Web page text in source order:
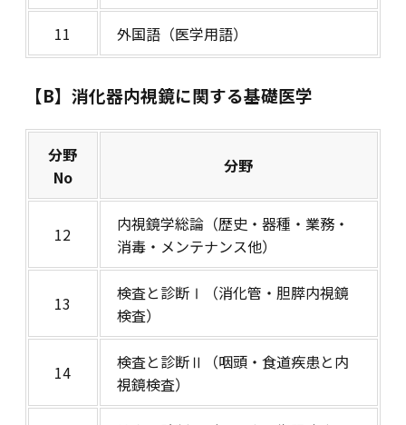
11 外国語（医学用語）
【B】消化器内視鏡に関する基礎医学
分野
No
分野
12
内視鏡学総論（歴史・器種・業務・
消毒・メンテナンス他）
13
検査と診断Ⅰ（消化管・胆膵内視鏡
検査）
14
検査と診断Ⅱ（咽頭・食道疾患と内
視鏡検査）